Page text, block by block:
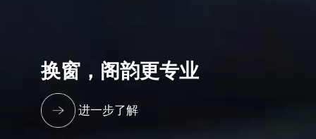
换窗，阁韵更专业
进一步了解